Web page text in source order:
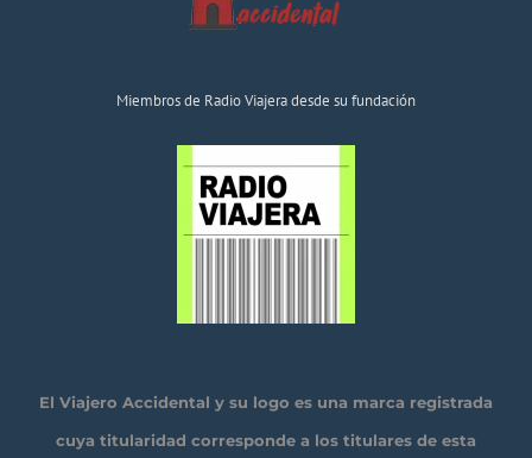
Miembros de Radio Viajera desde su fundación
El Viajero Accidental y su logo es una marca registrada
cuya titularidad corresponde a los titulares de esta